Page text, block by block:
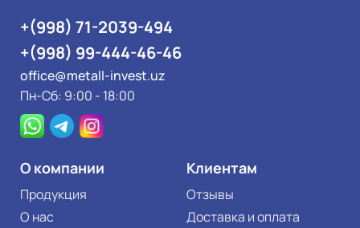
О компании
Продукция
О нас
Клиентам
Отзывы
Доставка и оплата
+(998) 71-2039-494
+(998) 99-444-46-46
office@metall-invest.uz
Пн-Сб: 9:00 - 18:00